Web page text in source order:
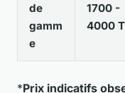
de
gamm
e
1700 -
4000
*Prix indicatifs